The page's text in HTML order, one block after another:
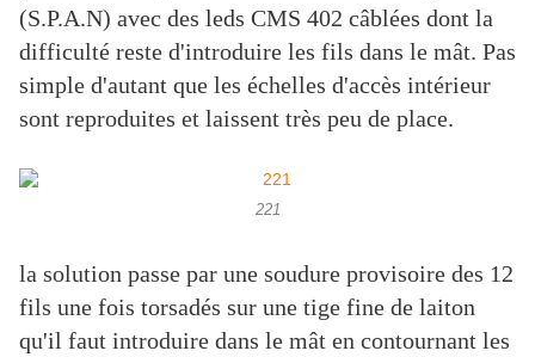
(S.P.A.N) avec des leds CMS 402 câblées dont la
difficulté reste d'introduire les fils dans le mât. Pas
simple d'autant que les échelles d'accès intérieur
sont reproduites et laissent très peu de place.
221
la solution passe par une soudure provisoire des 12
fils une fois torsadés sur une tige fine de laiton
qu'il faut introduire dans le mât en contournant les